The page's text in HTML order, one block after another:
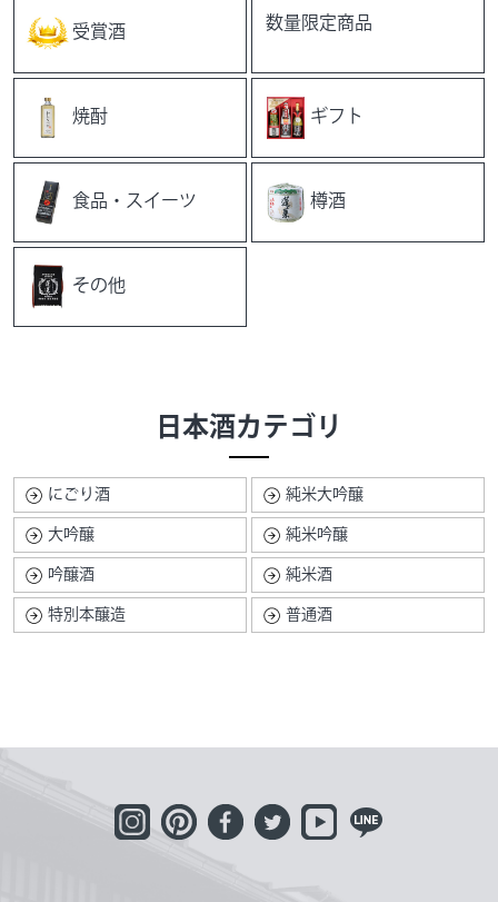
受賞酒 数量限定商品
焼酎 ギフト
食品・スイーツ 樽酒
その他
日本酒カテゴリ
にごり酒
純米大吟醸
大吟醸
純米吟醸
吟醸酒
純米酒
特別本醸造
普通酒